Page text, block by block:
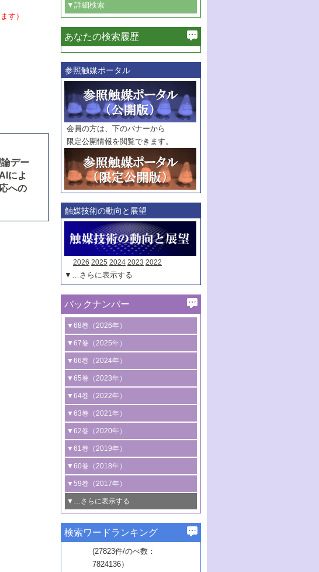
す）
デー
によ
への
▼詳細検索
必ず含む
巻・号指定
巻
号
範囲指定
巻
号～
巻
号
触媒年鑑
年度
記事種別
マーク：
マークあり
あなたの検索履歴
参照触媒ポータル
会員の方は、下のバナーから
限定公開情報を閲覧できます。
触媒技術の動向と展望
2026 2025 2024 2023 2022
▼…さらに表示する
バックナンバー
▼68巻（2026年）
1号 過酸化水素合成に関する研究動向
2号 コンピューター技術により加速する
触媒開発
3号 有機分子変換やCO 資源化のための
光触媒に関する最近の研究
B号 第137回触媒討論会（2026年）
▼67巻（2025年）
1号 CO
水素化によるグリーン燃料/グリ
ーンケミカル製造
2号 水素製造のための水分解技術に関す
る最近の研究
3号 オレフィン系樹脂の精密合成に関す
る最新技術
4号 アルコール類の効率的変換を実現す
る非貴金属触媒の研究動向
5号 ゼオライトの合成と応用における研
究動向
6号 ヘテロ接合界面
B号 第135回触媒討論会（2025年）
▼66巻（2024年）
1号 低次元ナノ構造を有する触媒材料
2号 規制反応場を活用した固体触媒研究
の新展開
3号 未踏分子変換を目指した酸化触媒プ
ロセスの最前線
4号 シンクロトロン放射光および中性子
線を利用した触媒解析技術の最先端
5号 単原子触媒
6号 参照触媒委員会からのお知らせ
B号 第133回触媒討論会（2023年）
▼65巻（2023年）
1号 炭素が関わる触媒機能
2号 プラスチックケミカルリサイクルの
ための触媒技術
3号 非酸化物系金属化合物を基盤とした
触媒材料の開発
4号 格子酸素・格子酸素欠陥を利用した
触媒反応
5号 生体触媒によるエネルギー変換反応
6号 窒素とリンの循環のための触媒・機
能性材料
▼64巻（2022年）
1号 合成ガス製造とCOを用いるケミカル
ズ合成の最新動向
2号 化学品合成のための合金触媒開発
3号 CO の排出削減および有効活用のた
めの触媒技術
4号 若手による情報発信企画～とびたて
若き触媒の研究者たち～（1）
若き触媒の研究者たち～（2）
6号 石油のノーブル・ユースを志向した
触媒技術
▼63巻（2021年）
1号 金触媒の新展開
2号 ペロブスカイト
3号 特殊反応場を利用した触媒的分子変
換反応
4号 多孔質材料を用いた触媒の新展開
5号 情報学的手法を用いた触媒開発
6号 カーボンニュートラルに向けた電解
技術
B号 第127回触媒討論会（2021年・オン
ライン開催(Zoom)のみ）
▼62巻（2020年）
1号 触媒設計を拓く欠陥構造のキャラク
タリゼーション
2号 機能化学品製造に資するクリーンな
触媒的酸化反応
3号 水処理のための触媒化学
4号 光触媒を用いた水分解の最新の研究
動向
5号 次世代の触媒プロセスを支えるマイ
▼61巻（2019年）
1号 物質移動制御に着目した触媒プロセ
ス開発
2号 CO2 フリー水素サプライチェーンに
関わる触媒開発動向
3号 精密高分子合成に関する最近の研究
動向
4号 バイオマス化成品製造のための触媒
▼60巻（2018年）
1号 固体酸触媒の最新の研究動向
2号 二酸化炭素からの有用化学品合成
3号 ナノ粒子・クラスター触媒の最前線
4号 60周年記念企画
5号 進化するゼオライト合成技術
6号 非貴金属系触媒における電気化学的
▼59巻（2017年）
1号 いたるところに，触媒
最先端技術
3号 無機分離膜材料の開発と触媒反応プ
ロセスへの適用
▼…さらに表示する
1号 ユニークな構造の高分子を生み出す触
2号 リグニンからの化成品製造に向けた触
▼57巻（2015年）
1号 水素キャリアにかかわる触媒技術の新
▼56巻（2014年）
検索ワードランキング
(27823件/のべ数：
7824136）